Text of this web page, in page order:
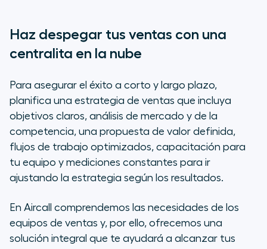
Haz despegar tus ventas con una
centralita en la nube
Para asegurar el éxito a corto y largo plazo,
planifica una estrategia de ventas que incluya
objetivos claros, análisis de mercado y de la
competencia, una propuesta de valor definida,
flujos de trabajo optimizados, capacitación para
tu equipo y mediciones constantes para ir
ajustando la estrategia según los resultados.
En Aircall comprendemos las necesidades de los
equipos de ventas y, por ello, ofrecemos una
solución integral que te ayudará a alcanzar tus